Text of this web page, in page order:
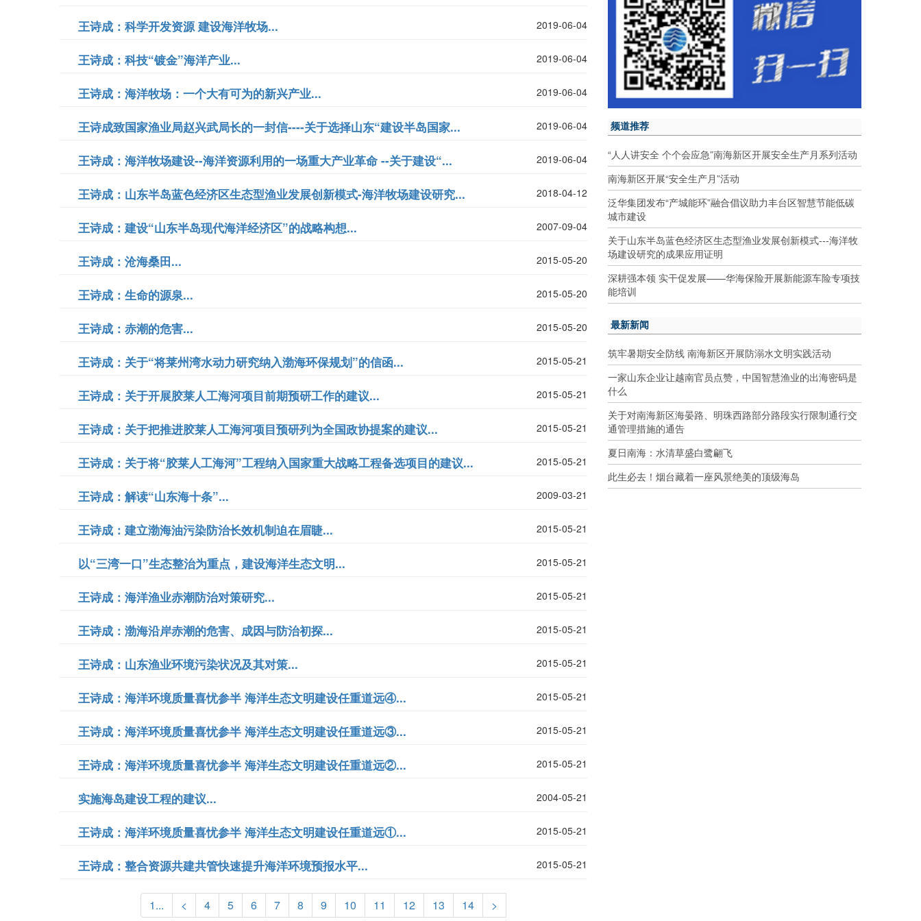
王诗成：科学开发资源 建设海洋牧场... 2019-06-04
王诗成：科技“镀金”海洋产业... 2019-06-04
王诗成：海洋牧场：一个大有可为的新兴产业... 2019-06-04
王诗成致国家渔业局赵兴武局长的一封信----关于选择山东“建设半岛国家... 2019-06-04
王诗成：海洋牧场建设--海洋资源利用的一场重大产业革命 --关于建设“... 2019-06-04
王诗成：山东半岛蓝色经济区生态型渔业发展创新模式-海洋牧场建设研究... 2018-04-12
王诗成：建设“山东半岛现代海洋经济区”的战略构想... 2007-09-04
王诗成：沧海桑田... 2015-05-20
王诗成：生命的源泉... 2015-05-20
王诗成：赤潮的危害... 2015-05-20
王诗成：关于“将莱州湾水动力研究纳入渤海环保规划”的信函... 2015-05-21
王诗成：关于开展胶莱人工海河项目前期预研工作的建议... 2015-05-21
王诗成：关于把推进胶莱人工海河项目预研列为全国政协提案的建议... 2015-05-21
王诗成：关于将“胶莱人工海河”工程纳入国家重大战略工程备选项目的建议... 2015-05-21
王诗成：解读“山东海十条”... 2009-03-21
王诗成：建立渤海油污染防治长效机制迫在眉睫... 2015-05-21
以“三湾一口”生态整治为重点，建设海洋生态文明... 2015-05-21
王诗成：海洋渔业赤潮防治对策研究... 2015-05-21
王诗成：渤海沿岸赤潮的危害、成因与防治初探... 2015-05-21
王诗成：山东渔业环境污染状况及其对策... 2015-05-21
王诗成：海洋环境质量喜忧参半 海洋生态文明建设任重道远④... 2015-05-21
王诗成：海洋环境质量喜忧参半 海洋生态文明建设任重道远③... 2015-05-21
王诗成：海洋环境质量喜忧参半 海洋生态文明建设任重道远②... 2015-05-21
实施海岛建设工程的建议... 2004-05-21
王诗成：海洋环境质量喜忧参半 海洋生态文明建设任重道远①... 2015-05-21
王诗成：整合资源共建共管快速提升海洋环境预报水平... 2015-05-21
1... < 4 5 6 7 8 9 10 11 12 13 14 >
频道推荐
“人人讲安全 个个会应急”南海新区开展安全生产月系列活动
南海新区开展“安全生产月”活动
泛华集团发布“产城能环”融合倡议助力丰台区智慧节能低碳
城市建设
关于山东半岛蓝色经济区生态型渔业发展创新模式---海洋牧
场建设研究的成果应用证明
深耕强本领 实干促发展——华海保险开展新能源车险专项技
能培训
最新新闻
筑牢暑期安全防线 南海新区开展防溺水文明实践活动
一家山东企业让越南官员点赞，中国智慧渔业的出海密码是
什么
关于对南海新区海晏路、明珠西路部分路段实行限制通行交
通管理措施的通告
夏日南海：水清草盛白鹭翩飞
此生必去！烟台藏着一座风景绝美的顶级海岛